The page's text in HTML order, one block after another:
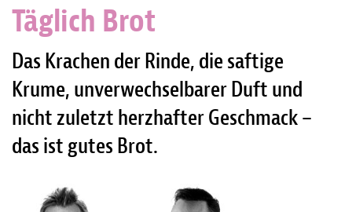
Täglich Brot
Das Krachen der Rinde, die saftige
Krume, unverwechselbarer Duft und
nicht zuletzt herzhafter Geschmack –
das ist gutes Brot.